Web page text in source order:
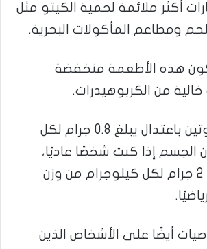
أكثر ملائمة لحمية الكيتو مثل
ومطاعم المأكولات البحرية.
هذه الأطعمة منخفضة
خالية من الكربوهيدرات.
مقدار تناول البروتين باعتدال يبلغ 0.8 جرام لكل
الجسم إذا كنت شخصًا عاديًا،
ويرتفع ذلك إلى 2 جرام لكل كيلوجرام من وزن
أيضًا على الأشخاص الذين